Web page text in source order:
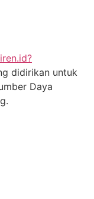
didirikan untuk
Daya